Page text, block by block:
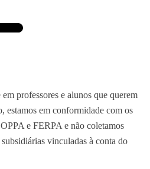
professores e alunos que querem
estamos em conformidade com os
e FERPA e não coletamos
vinculadas à conta do